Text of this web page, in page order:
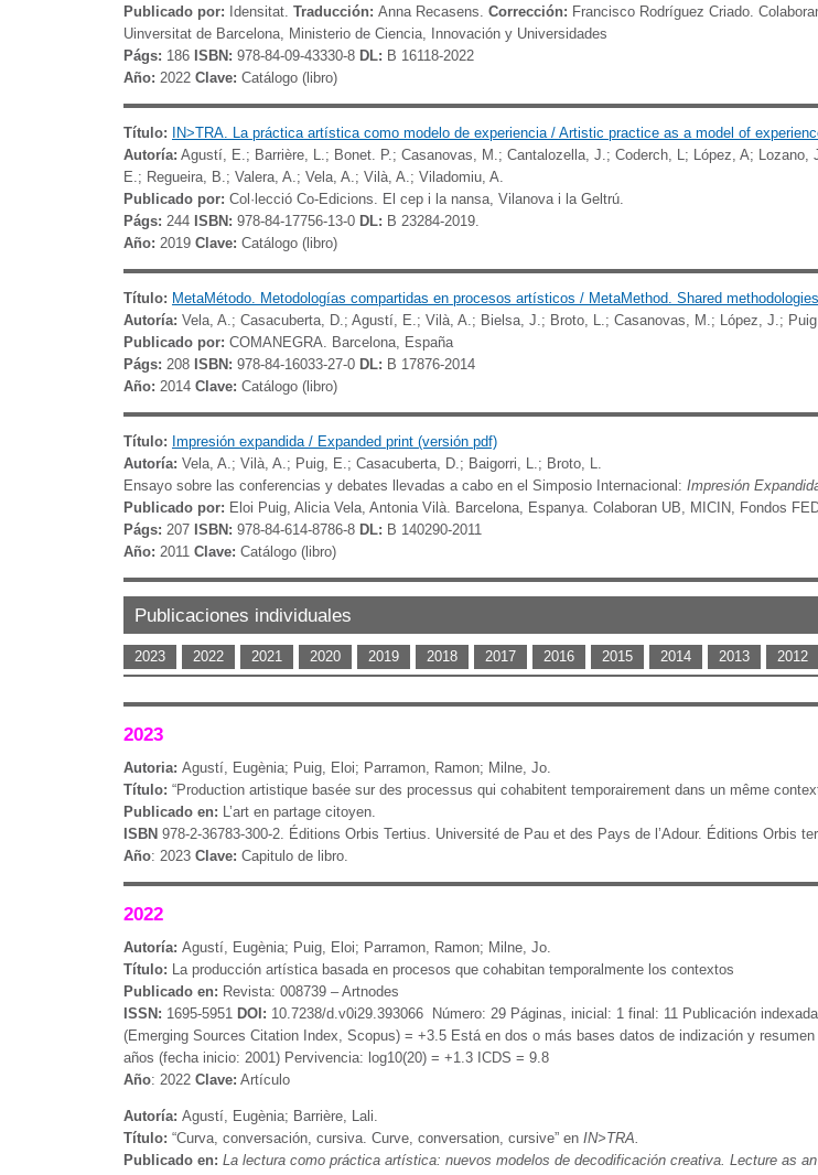
Publicado por: Idensitat. Traducción: Anna Recasens. Corrección: Francisco Rodríguez Criado.
Uinversitat de Barcelona, Ministerio de Ciencia, Innovación y Universidades
Págs: 186 ISBN: 978-84-09-43330-8 DL: B 16118-2022
Año: 2022 Clave: Catálogo (libro)
Título:
IN>TRA. La práctica artística como modelo de experiencia / Artistic practice as a model of
Autoría: Agustí, E.; Barrière, L.; Bonet. P.; Casanovas, M.; Cantalozella, J.; Coderch, L; López, A;
E.; Regueira, B.; Valera, A.; Vela, A.; Vilà, A.; Viladomiu, A.
Publicado por: Col·lecció Co-Edicions. El cep i la nansa, Vilanova i la Geltrú.
Págs: 244 ISBN: 978-84-17756-13-0 DL: B 23284-2019.
Año: 2019 Clave: Catálogo (libro)
Título: MetaMétodo. Metodologías compartidas en procesos artísticos / MetaMethod. Shared
Autoría: Vela, A.; Casacuberta, D.; Agustí, E.; Vilà, A.; Bielsa, J.; Broto, L.; Casanovas, M.; López, J.;
Publicado por: COMANEGRA. Barcelona, España
Págs: 208 ISBN: 978-84-16033-27-0 DL: B 17876-2014
Año: 2014 Clave: Catálogo (libro)
Título: Impresión expandida / Expanded print (versión pdf)
Autoría: Vela, A.; Vilà, A.; Puig, E.; Casacuberta, D.; Baigorri, L.; Broto, L.
Ensayo sobre las conferencias y debates llevadas a cabo en el Simposio Internacional: Impresión
Publicado por: Eloi Puig, Alicia Vela, Antonia Vilà. Barcelona, Espanya. Colaboran UB, MICIN, Fondos
Págs: 207 ISBN: 978-84-614-8786-8 DL: B 140290-2011
Año: 2011 Clave: Catálogo (libro)
Publicaciones individuales
2023 2022 2021 2020 2019 2018 2017 2016 2015 2014 2013 2012
2023
Autoria: Agustí, Eugènia; Puig, Eloi; Parramon, Ramon; Milne, Jo.
Título: “Production artistique basée sur des processus qui cohabitent temporairement dans un même
Publicado en: L’art en partage citoyen.
ISBN 978-2-36783-300-2. Éditions Orbis Tertius. Université de Pau et des Pays de l’Adour. Éditions Orbis
Año: 2023 Clave: Capitulo de libro.
2022
Autoría: Agustí, Eugènia; Puig, Eloi; Parramon, Ramon; Milne, Jo.
Título: La producción artística basada en procesos que cohabitan temporalmente los contextos
Publicado en: Revista: 008739 – Artnodes
ISSN: 1695-5951 DOI: 10.7238/d.v0i29.393066 Número: 29 Páginas, inicial: 1 final: 11 Publicación
(Emerging Sources Citation Index, Scopus) = +3.5 Está en dos o más bases datos de indización y
años (fecha inicio: 2001) Pervivencia: log10(20) = +1.3 ICDS = 9.8
Año: 2022 Clave: Artículo
Autoría: Agustí, Eugènia; Barrière, Lali.
Título: “Curva, conversación, cursiva. Curve, conversation, cursive” en IN>TRA.
Publicado en: La lectura como práctica artística: nuevos modelos de decodificación creativa. Lecture as